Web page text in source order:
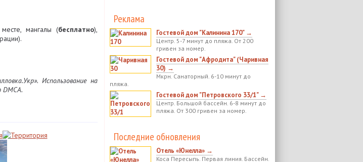
мангалы (бесплатно),
Использование на
Реклама
Гостевой дом "Калинина 170" →
Центр. 5-7 минут до пляжа. От 200
гривен за номер.
Гостевой дом "Афродита" (Чаривная
30) →
Мкрн. Санаторный. 6-10 минут до
пляжа.
Гостевой дом "Петровского 33/1" →
Центр. Большой бассейн. 6-8 минут до
пляжа. От 300 гривен за номер.
Последние обновления
Отель «Юнелла» →
Коса Пересыпь. Первая линия. Бассейн.